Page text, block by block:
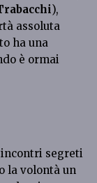
),
assoluta
ha una
è ormai
segreti
la volontà un